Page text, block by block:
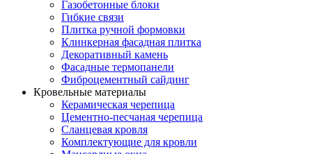
Газобетонные блоки
Гибкие связи
Плитка ручной формовки
Клинкерная фасадная плитка
Декоративный камень
Фасадные термопанели
Фиброцементный сайдинг
Кровельные материалы
Керамическая черепица
Цементно-песчаная черепица
Сланцевая кровля
Комплектующие для кровли